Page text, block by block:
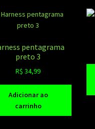
pentagrama
preto 3
R$ 34,99
Adicionar ao
carrinho